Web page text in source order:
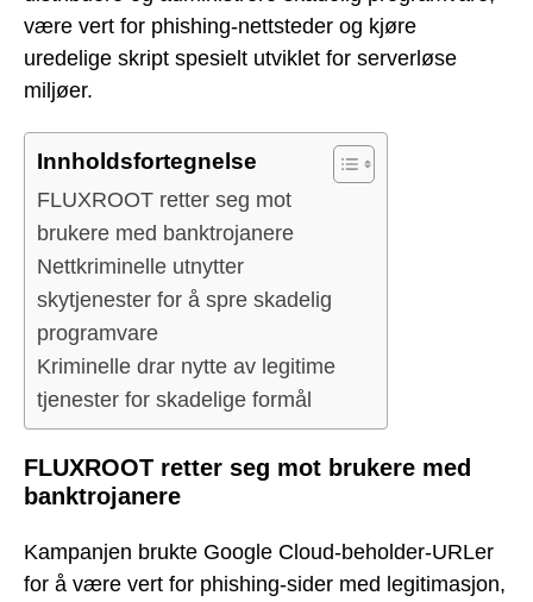
være vert for phishing-nettsteder og kjøre
uredelige skript spesielt utviklet for serverløse
miljøer.
Innholdsfortegnelse
FLUXROOT retter seg mot
brukere med banktrojanere
Nettkriminelle utnytter
skytjenester for å spre skadelig
programvare
Kriminelle drar nytte av legitime
tjenester for skadelige formål
FLUXROOT retter seg mot brukere med
banktrojanere
Kampanjen brukte Google Cloud-beholder-URLer
for å være vert for phishing-sider med legitimasjon,